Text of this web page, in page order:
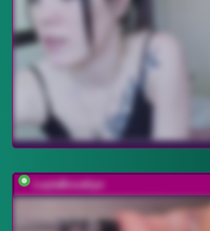
LeylaBrooklyn